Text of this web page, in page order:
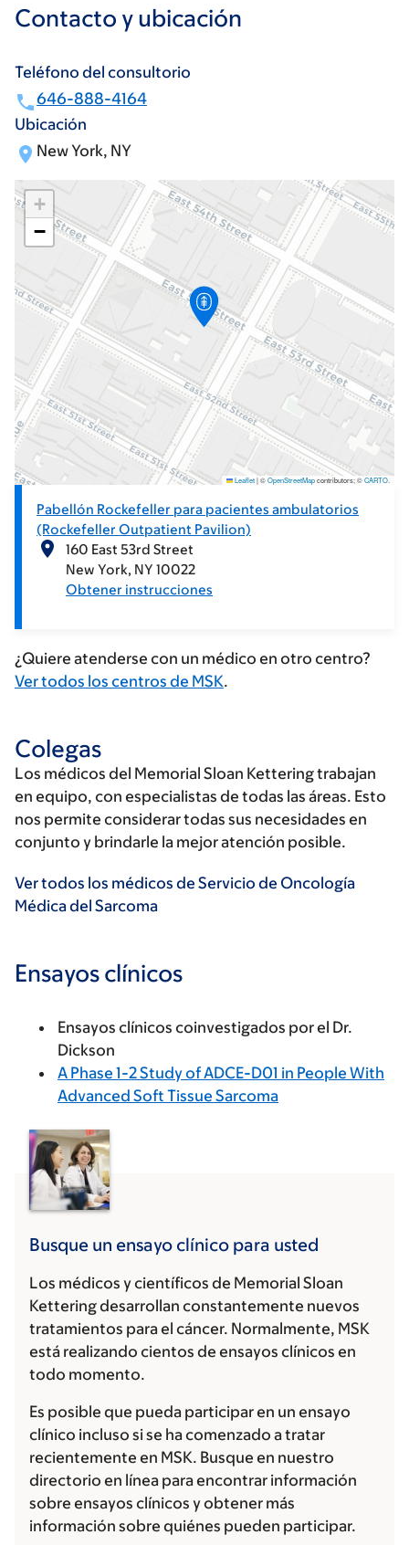
Contacto y ubicación
Teléfono del consultorio
646-888-4164
Ubicación
New York, NY
Pabellón Rockefeller para pacientes ambulatorios
(Rockefeller Outpatient Pavilion)
160 East 53rd Street
New York NY 10022
Obtener instrucciones
+
−
Leaflet|©OpenStreetMapcontributors; ©CARTO.
¿Quiere atenderse con un médico en otro centro?
Ver todos los centros de MSK.
Colegas
Los médicos del Memorial Sloan Kettering trabajan
en equipo, con especialistas de todas las áreas. Esto
nos permite considerar todas sus necesidades en
conjunto y brindarle la mejor atención posible.
Ver todos los médicos de Servicio de Oncología
Médica del Sarcoma
Ensayos clínicos
Ensayos clínicos coinvestigados por el Dr.
Dickson
A Phase 1-2 Study of ADCE-D01 in People With
Advanced Soft Tissue Sarcoma
Busque un ensayo clínico para usted
Los médicos y científicos de Memorial Sloan
Kettering desarrollan constantemente nuevos
tratamientos para el cáncer. Normalmente, MSK
está realizando cientos de ensayos clínicos en
todo momento.
Es posible que pueda participar en un ensayo
clínico incluso si se ha comenzado a tratar
recientemente en MSK. Busque en nuestro
directorio en línea para encontrar información
sobre ensayos clínicos y obtener más
información sobre quiénes pueden participar.